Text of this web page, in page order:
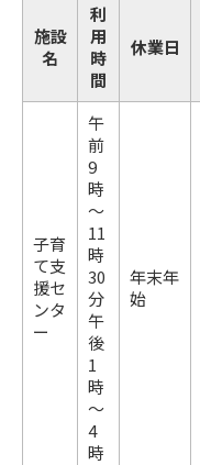
施設
名
利
用
時
間
休業日
子育
て支
援セ
ンタ
ー
午
前
9
時
～
11
時
30
分
午
後
1
時
～
4
時
年末年
始